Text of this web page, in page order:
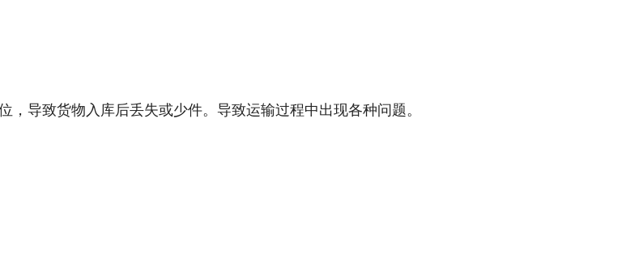
导致货物入库后丢失或少件。导致运输过程中出现各种问题。